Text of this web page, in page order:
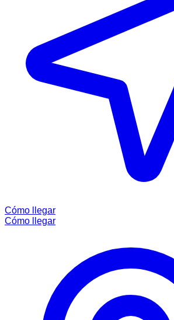
Cómo llegar
Cómo llegar